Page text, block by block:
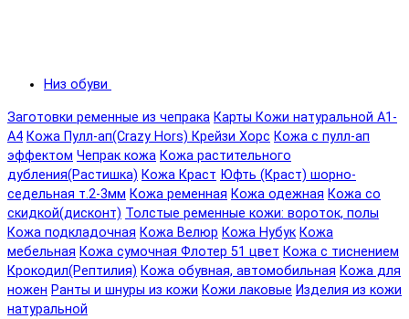
Низ обуви
Заготовки ременные из чепрака Карты Кожи натуральной А1-
А4 Кожа Пулл-ап(Crazy Hors) Крейзи Хорс Кожа с пулл-ап
эффектом Чепрак кожа Кожа растительного
дубления(Растишка) Кожа Краст Юфть (Краст) шорно-
седельная т.2-3мм Кожа ременная Кожа одежная Кожа со
скидкой(дисконт) Толстые ременные кожи: вороток, полы
Кожа подкладочная Кожа Велюр Кожа Нубук Кожа
мебельная Кожа сумочная Флотер 51 цвет Кожа с тиснением
Крокодил(Рептилия) Кожа обувная, автомобильная Кожа для
ножен Ранты и шнуры из кожи Кожи лаковые Изделия из кожи
натуральной